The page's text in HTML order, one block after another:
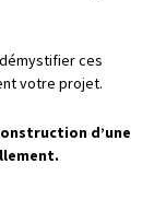
ces
votre projet.
d’une